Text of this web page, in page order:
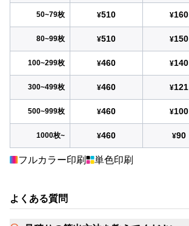
50~79枚 ¥510 ¥160
80~99枚 ¥510 ¥150
100~299枚 ¥460 ¥140
300~499枚 ¥460 ¥121
500~999枚 ¥460 ¥100
1000枚~ ¥460 ¥90
フルカラー印刷 単色印刷
よくある質問